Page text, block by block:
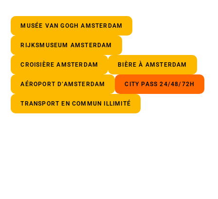
MUSÉE VAN GOGH AMSTERDAM
RIJKSMUSEUM AMSTERDAM
CROISIÈRE AMSTERDAM BIÈRE À AMSTERDAM
AÉROPORT D’AMSTERDAM CITY PASS 24/48/72H
TRANSPORT EN COMMUN ILLIMITÉ